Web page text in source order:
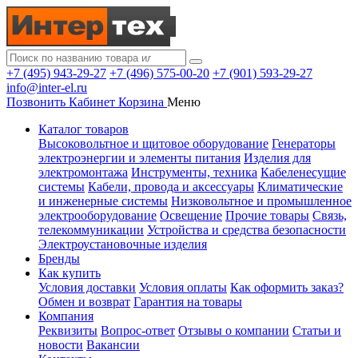
+7 (495) 943-29-27 +7 (496) 575-00-20 +7 (901) 593-29-27
info@inter-el.ru
Позвонить Кабинет Корзина Меню
Каталог товаров
Высоковольтное и щитовое оборудование Генераторы
электроэнергии и элементы питания Изделия для
электромонтажа Инструменты, техника Кабеленесущие
системы Кабели, провода и аксессуары Климатические
и инженерные системы Низковольтное и промышленное
электрооборудование Освещение Прочие товары Связь,
телекоммуникации Устройства и средства безопасности
Электроустановочные изделия
Бренды
Как купить
Условия доставки Условия оплаты Как оформить заказ?
Обмен и возврат Гарантия на товары
Компания
Реквизиты Вопрос-ответ Отзывы о компании Статьи и
новости Вакансии